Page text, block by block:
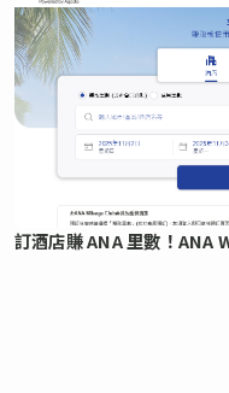
訂酒店賺 ANA 里數！